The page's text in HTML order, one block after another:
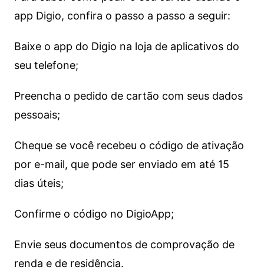
app Digio, confira o passo a passo a seguir:
Baixe o app do Digio na loja de aplicativos do
seu telefone;
Preencha o pedido de cartão com seus dados
pessoais;
Cheque se você recebeu o código de ativação
por e-mail, que pode ser enviado em até 15
dias úteis;
Confirme o código no DigioApp;
Envie seus documentos de comprovação de
renda e de residência.